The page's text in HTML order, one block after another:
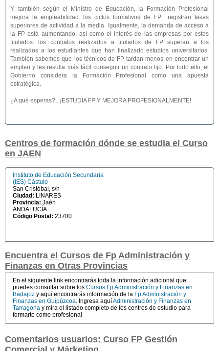
Y, también según el Ministro de Educación, la Formación Profesional
mejora la empleabilidad: los ciclos formativos de FP registran tasas
superiores de actividad a la media. Igualmente, la demanda de acceso a
la FP está aumentando, así como el interés de las empresas por estos
titulados: los contratos realizados a titulados de FP superan a los
realizados a los estudiantes que han finalizado estudios universitarios.
También sabemos que los técnicos de FP tardan menos en encontrar un
empleo y les resulta más fácil conseguir un contrato fijo. Por todo ello, el
Gobierno considera la Formación Profesional como una apuesta
estratégica.
¿A qué esperas?...¡ESTUDIA FP Y MEJORA PROFESIONALMENTE!
Centros de formación dónde se estudia el Curso
en JAEN
Instituto de Educación Secundaria
(IES) Cástulo
San Cristóbal, s/n
Ciudad: LINARES
Provincia: Jaén
ANDALUCÍA
Código Postal: 23700
Encuentra el Cursos de Fp Administración y
Finanzas en Otras Provincias
En el siguiente link encontrarás toda la información adicional que
puedes consultar sobre los Cursos Fp Administración y Finanzas en
Badajoz y aquí encontrarás información de la Fp Administración y
Finanzas en Guipúzcoa. Ingresa aquíAdministración y Finanzas en
Tarragona y mira el listado completo de los centros de estudio para
formarte como profesional
Comentarios usuarios: Curso FP Gestión